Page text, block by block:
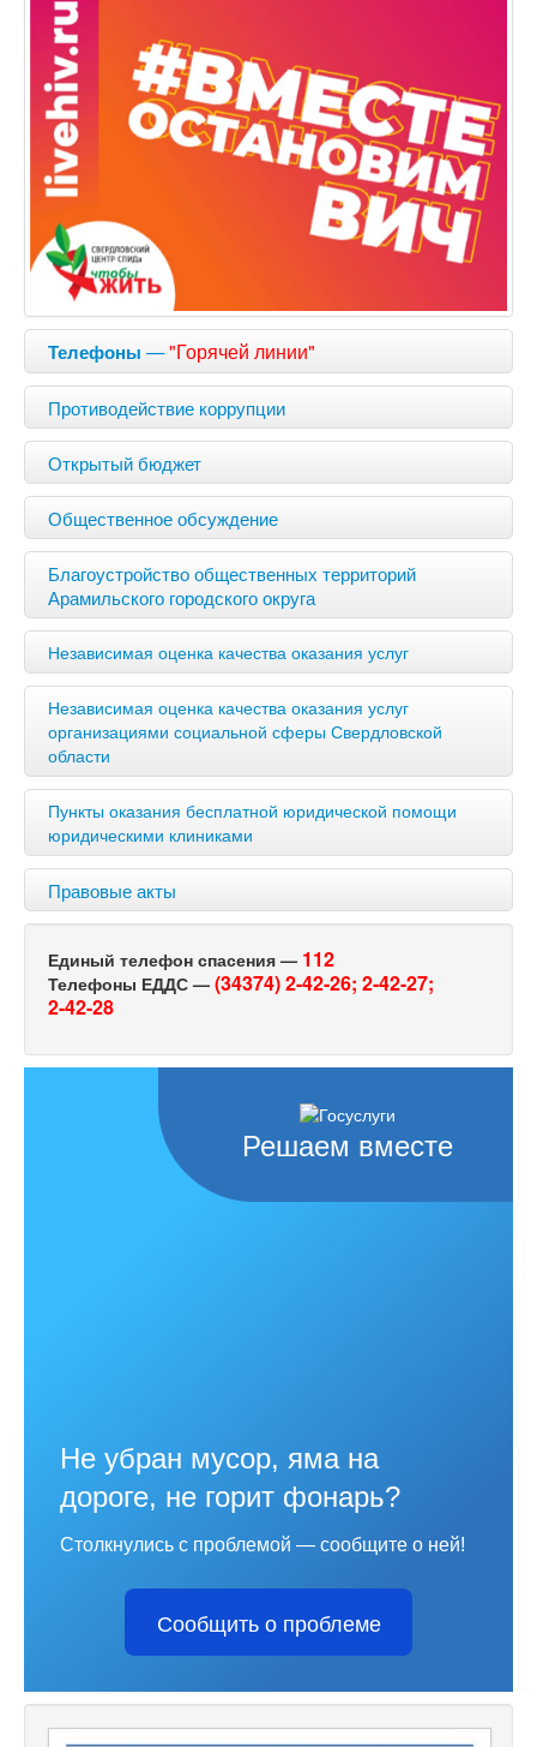
Телефоны —"Горячей линии"
Противодействие коррупции
Открытый бюджет
Общественное обсуждение
Благоустройство общественных территорий
Арамильского городского округа
Независимая оценка качества оказания услуг
Независимая оценка качества оказания услуг
организациями социальной сферы Свердловской
области
Пункты оказания бесплатной юридической помощи
юридическими клиниками
Правовые акты
Единый телефон спасения — 112
Телефоны ЕДДС — (34374) 2-42-26; 2-42-27;
2-42-28
Решаем вместе
Не убран мусор, яма на
дороге, не горит фонарь?
Столкнулись с проблемой — сообщите о ней!
Сообщить о проблеме